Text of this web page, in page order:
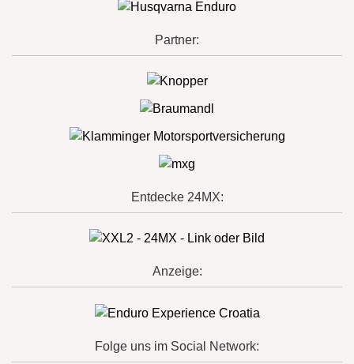
Partner:
Entdecke 24MX:
Anzeige:
Folge uns im Social Network: